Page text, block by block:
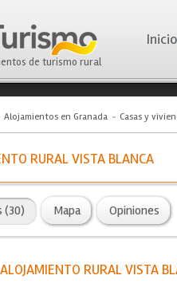
de turismo rural
Inicio
Alojamientos en Granada Casas y
RURAL VISTA BLANCA
(30) Mapa Opiniones
RURAL VISTA